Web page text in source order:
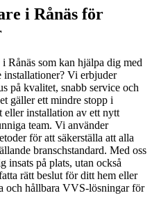
i Rånäs för
Rånäs som kan hjälpa dig med
installationer? Vi erbjuder
på kvalitet, snabb service och
gäller ett mindre stopp i
eller installation av ett nytt
team. Vi använder
för att säkerställa att alla
branschstandard. Med oss
insats på plats, utan också
rätt beslut för ditt hem eller
och hållbara VVS-lösningar för